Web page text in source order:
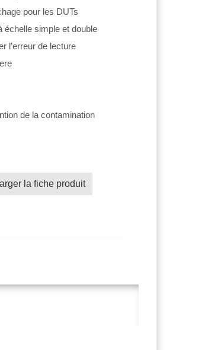
pour les DUTs
échelle simple et double
l’erreur de lecture
de la contamination
la fiche produit